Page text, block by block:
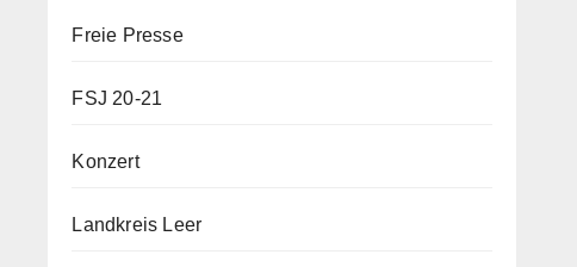
Freie Presse
FSJ 20-21
Konzert
Landkreis Leer